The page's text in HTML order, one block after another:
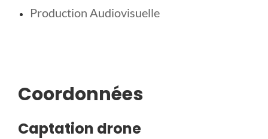
Production Audiovisuelle
Coordonnées
Captation drone